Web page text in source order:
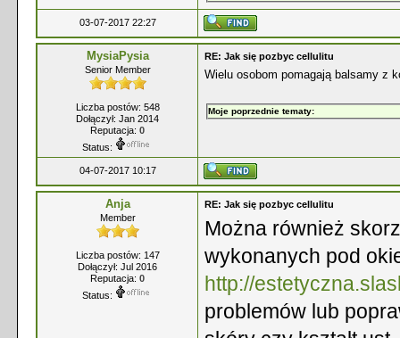
03-07-2017 22:27
MysiaPysia
Senior Member
Liczba postów: 548
Dołączył: Jan 2014
Reputacja: 0
Status:
RE: Jak się pozbyc cellulitu
Wielu osobom pomagają balsamy z
Moje poprzednie tematy:
04-07-2017 10:17
Anja
Member
Liczba postów: 147
Dołączył: Jul 2016
Reputacja: 0
Status:
RE: Jak się pozbyc cellulitu
Można również
wykonanych pod
http://
problemów lub